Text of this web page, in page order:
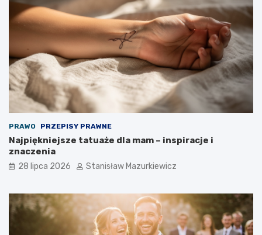
PRAWO PRZEPISY PRAWNE
Najpiękniejsze tatuaże dla mam – inspiracje i
znaczenia
28 lipca 2026 Stanisław Mazurkiewicz